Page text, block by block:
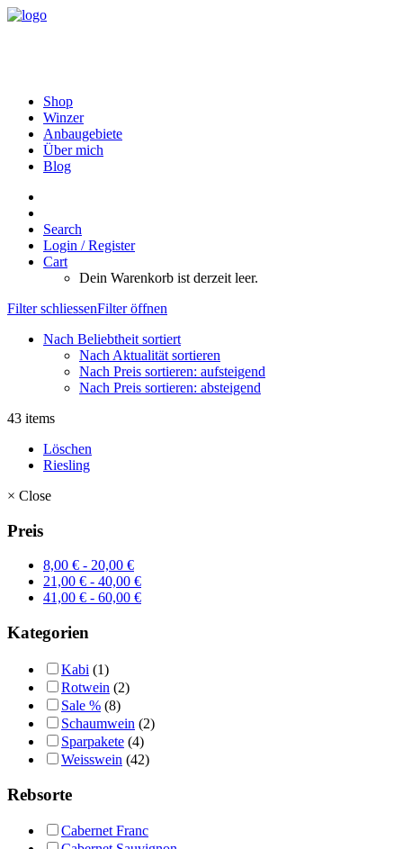
Shop
Winzer
Anbaugebiete
Über mich
Blog
Search
Login / Register
Cart
Dein Warenkorb ist derzeit leer.
Filter schliessenFilter öffnen
Nach Beliebtheit sortiert
Nach Aktualität sortieren
Nach Preis sortieren: aufsteigend
Nach Preis sortieren: absteigend
43 items
Löschen
Riesling
× Close
Preis
8,00 € - 20,00 €
21,00 € - 40,00 €
41,00 € - 60,00 €
Kategorien
Kabi (1)
Rotwein (2)
Sale % (8)
Schaumwein (2)
Sparpakete (4)
Weisswein (42)
Rebsorte
Cabernet Franc